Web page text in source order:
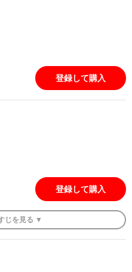
フラグを回避しようと行動を
い寄られてしまい・・・。
登録して購入
登録して購入
じを 見る ▼